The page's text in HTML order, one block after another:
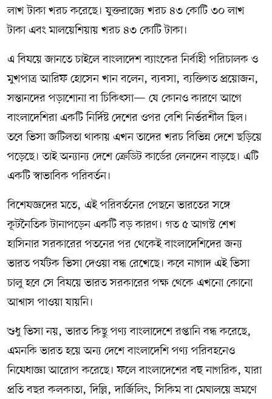
লাখ টাকা খরচ করেছে। যুক্তরাজ্যে খরচ ৪৩ কোটি ৩০ লাখ
টাকা এবং মালয়েশিয়ায় খরচ ৪৩ কোটি টাকা।
এ বিষয়ে জানতে চাইলে বাংলাদেশ ব্যাংকের নির্বাহী পরিচালক ও
মুখপাত্র আরিফ হোসেন খান বলেন, ব্যবসা, ব্যক্তিগত প্রয়োজন,
সন্তানদের পড়াশোনা বা চিকিৎসা— যে কোনও কারণে আগে
বাংলাদেশিরা একটি নির্দিষ্ট দেশের ওপর বেশি নির্ভরশীল ছিল।
তবে ভিসা জটিলতা থাকায় এখন তাদের খরচ বিভিন্ন দেশে ছড়িয়ে
পড়েছে। তাই অন্যান্য দেশে ক্রেডিট কার্ডের লেনদেন বাড়ছে। এটি
একটি স্বাভাবিক পরিবর্তন।
বিশেষজ্ঞদের মতে, এই পরিবর্তনের পেছনে ভারতের সঙ্গে
কূটনৈতিক টানাপড়েন একটি বড় কারণ। গত ৫ আগস্ট শেখ
হাসিনার সরকারের পতনের পর থেকেই বাংলাদেশিদের জন্য
ভারত পর্যটক ভিসা দেওয়া বন্ধ রেখেছে। কবে নাগাদ এই ভিসা
চালু হবে সে বিষয়ে ভারত সরকারের পক্ষ থেকে এখনো কোনো
আশ্বাস পাওয়া যায়নি।
শুধু ভিসা নয়, ভারত কিছু পণ্য বাংলাদেশে রপ্তানি বন্ধ করেছে,
এমনকি ভারত হয়ে অন্য দেশে বাংলাদেশি পণ্য পরিবহনেও
নিষেধাজ্ঞা আরোপ করেছে। ফলে বাংলাদেশের বহু নাগরিক, যারা
প্রতি বছর কলকাতা, দিল্লি, দার্জিলিং, সিকিম বা মেঘালয়ে ভ্রমণে